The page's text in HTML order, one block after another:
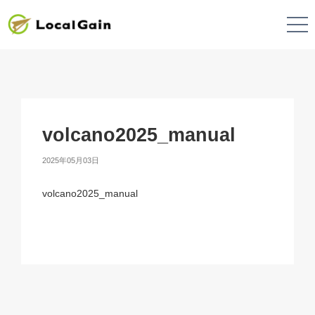
volcano2025_manual
2025年05月03日
volcano2025_manual